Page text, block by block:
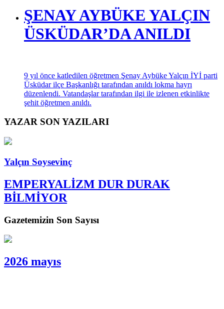
ŞENAY AYBÜKE YALÇIN
ÜSKÜDAR’DA ANILDI
9 yıl önce katledilen öğretmen Şenay Aybüke Yalçın İYİ parti
Üsküdar ilçe Başkanlığı tarafından anıldı lokma hayrı
düzenlendi. Vatandaşlar tarafından ilgi ile izlenen etkinlikte
şehit öğretmen anıldı.
YAZAR SON YAZILARI
Yalçın Soysevinç
EMPERYALİZM DUR DURAK
BİLMİYOR
Gazetemizin Son Sayısı
2026 mayıs